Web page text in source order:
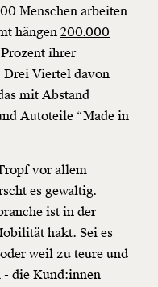
Menschen arbeiten
hängen 200.000
ihrer
Drei Viertel davon
mit Abstand
Autoteile “Made in
vor allem
es gewaltig.
ist in der
hakt. Sei es
weil zu teure und
- die Kund:innen